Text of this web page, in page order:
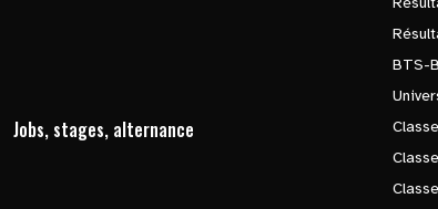
Jobs, stages, alternance
BTS-